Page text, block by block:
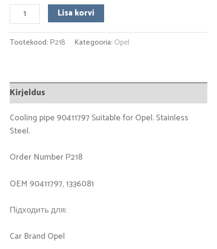
Lisa korvi
Tootekood: Р218 Kategooria: Opel
Kirjeldus
Cooling pipe 90411797 Suitable for Opel. Stainless
Steel.
Order Number Р218
OEM 90411797, 1336081
Підходить для:
Car Brand Opel